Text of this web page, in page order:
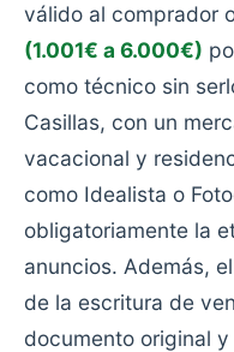
válido al comprador
(1.001€ a 6.000€)
como técnico sin
Casillas, con un
vacacional y
como Idealista o
obligatoriamente la
anuncios. Además,
de la escritura de
documento original